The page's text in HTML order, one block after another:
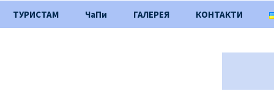
ТУРИСТАМ ЧаПи ГАЛЕРЕЯ КОНТАКТИ